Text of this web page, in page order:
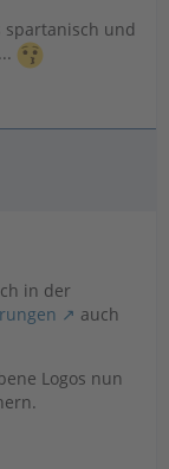
und
in der
auch
Logos nun